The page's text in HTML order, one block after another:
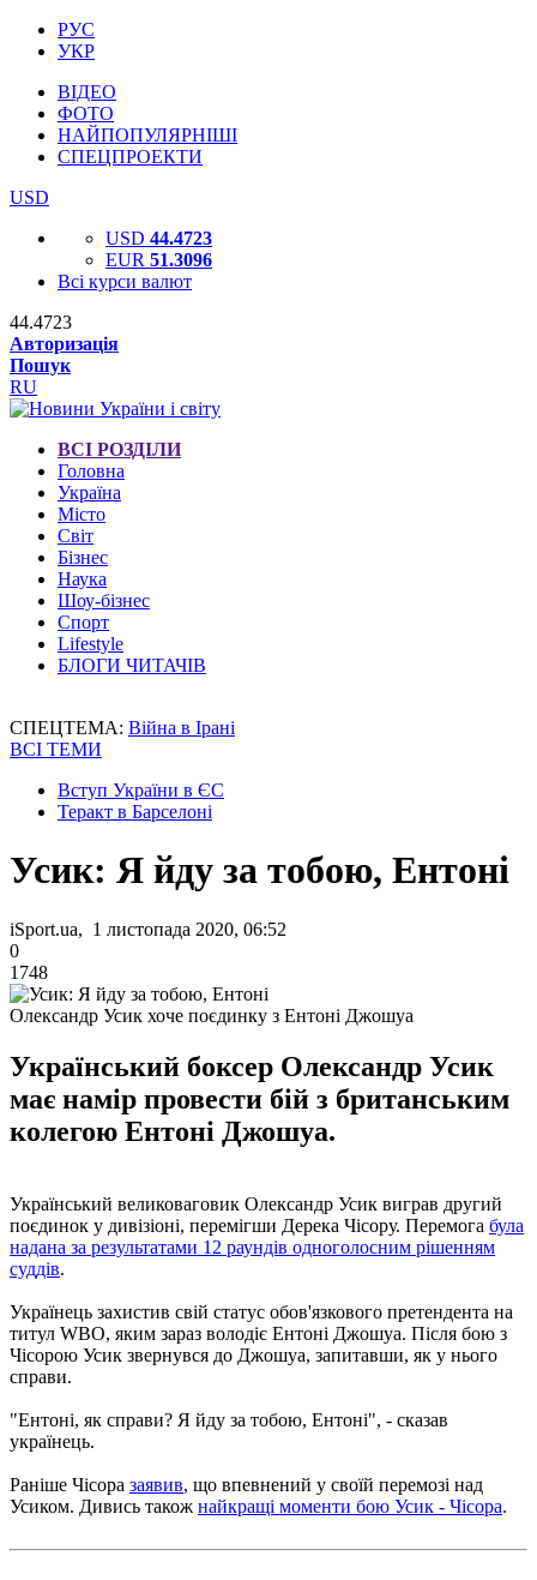
РУС
УКР
ВІДЕО
ФОТО
НАЙПОПУЛЯРНІШІ
СПЕЦПРОЕКТИ
USD
USD 44.4723
EUR 51.3096
Всі курси валют
44.4723
Авторизація
Пошук
RU
ВСІ РОЗДІЛИ
Головна
Україна
Місто
Світ
Бізнес
Наука
Шоу-бізнес
Спорт
Lifestyle
БЛОГИ ЧИТАЧІВ
СПЕЦТЕМА: Війна в Ірані
ВСІ ТЕМИ
Вступ України в ЄС
Теракт в Барселоні
Усик: Я йду за тобою, Ентоні
iSport.ua, 1 листопада 2020, 06:52
0
1748
Олександр Усик хоче поєдинку з Ентоні Джошуа
Український боксер Олександр Усик
має намір провести бій з британським
колегою Ентоні Джошуа.
Український великоваговик Олександр Усик виграв другий
поєдинок у дивізіоні, перемігши Дерека Чісору. Перемога була
надана за результатами 12 раундів одноголосним рішенням
суддів.
Українець захистив свій статус обов'язкового претендента на
титул WBO, яким зараз володіє Ентоні Джошуа. Після бою з
Чісорою Усик звернувся до Джошуа, запитавши, як у нього
справи.
"Ентоні, як справи? Я йду за тобою, Ентоні", - сказав
українець.
Раніше Чісора заявив, що впевнений у своїй перемозі над
Усиком. Дивись також найкращі моменти бою Усик - Чісора.